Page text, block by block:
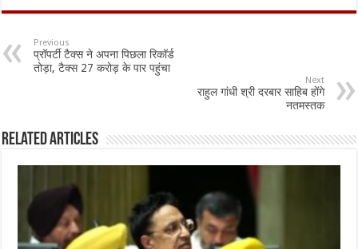
e
b
o
at
sA
p
ai ar
Previous
प्रॉपर्टी टैक्स ने अपना पिछला रिकॉर्ड
तोड़ा, टैक्स 27 करोड़ के पार पहुंचा
Next
राहुल गांधी श्री दरबार साहिब होंगे
नतमस्तक
Related Articles